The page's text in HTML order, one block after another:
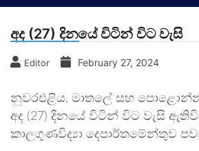
අද (27) දිනයේ විටින් විට වැසි
Editor February 27, 2024
නුවරඑළිය, මාතලේ සහ
අද (27) දිනයේ විටින් විට වැසි
කාලගුණවිද්‍යා දෙපාර්තමේන්තුව